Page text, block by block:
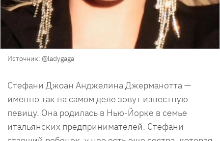
Источник: @ladygaga
Стефани Джоан Анджелина Джерманотта —
именно так на самом деле зовут известную
певицу. Она родилась в Нью-Йорке в семье
итальянских предпринимателей. Стефани —